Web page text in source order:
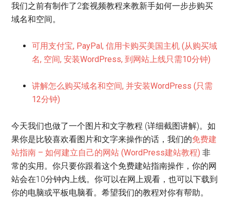
我们之前有制作了2套视频教程来教新手如何一步步购买
域名和空间。
可用支付宝, PayPal, 信用卡购买美国主机 (从购买域
名, 空间, 安装WordPress, 到网站上线只需10分钟)
讲解怎么购买域名和空间, 并安装WordPress (只需
12分钟)
今天我们也做了一个图片和文字教程 (详细截图讲解)。如
果你是比较喜欢看图片和文字来操作的话，我们的免费建
站指南 – 如何建立自己的网站 (WordPress建站教程) 非
常的实用。你只要你跟着这个免费建站指南操作，你的网
站会在10分钟内上线。你可以在网上观看，也可以下载到
你的电脑或平板电脑看。希望我们的教程对你有帮助。